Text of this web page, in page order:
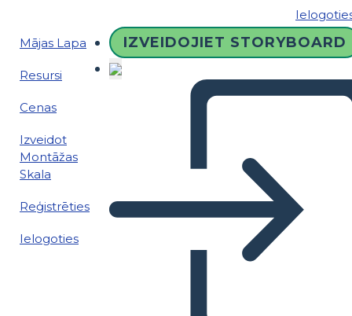
Mājas Lapa
Resursi
Cenas
Izveidot
Montāžas
Skala
Reģistrēties
Ielogoties
IZVEIDOJIET STORYBOARD